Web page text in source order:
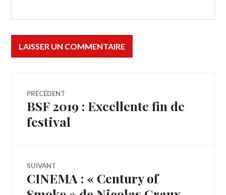
Navigation
de
PRÉCÉDENT
Article
précédent :
BSF 2019 : Excellente fin de
festival
SUIVANT
Article
Suivant:
CINEMA : « Century of